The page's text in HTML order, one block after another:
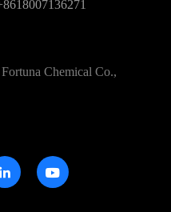
Chemical Co.,
 